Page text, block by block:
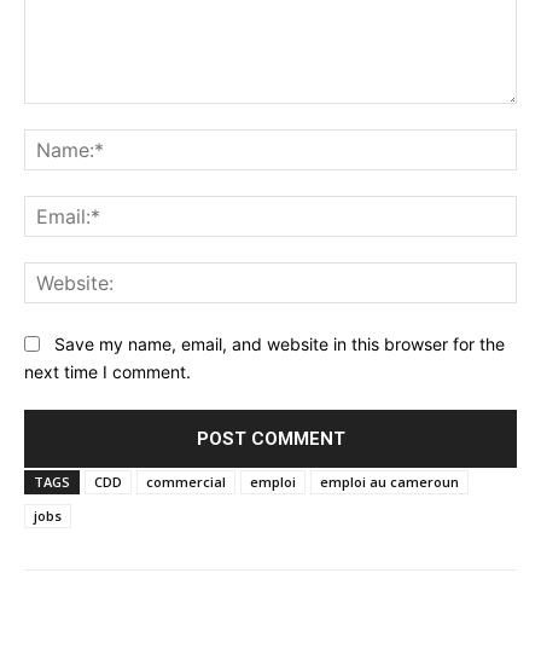
Save my name, email, and website in this browser for the
next time I comment.
TAGS CDD commercial emploi
emploi au cameroun
jobs